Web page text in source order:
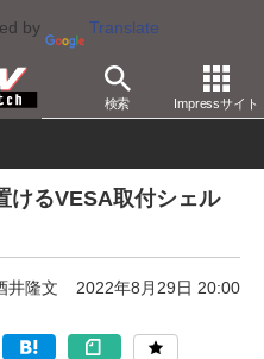
by Translate
検索 Impressサイト
けるVESA取付シェル
井隆文 2022年8月29日 20:00